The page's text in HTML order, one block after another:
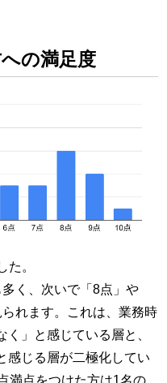
の満足度
た。
く、次いで「8点」や
れます。これは、業務時
」と感じている層と、
感じる層が二極化してい
満点をつけた方は1名の